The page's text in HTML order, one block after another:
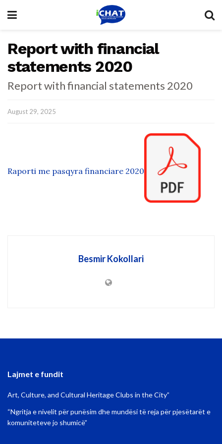
Report with financial
statements 2020
Report with financial statements 2020
August 29, 2025
Raporti me pasqyra financiare 2020
Besmir Kokollari
Lajmet e fundit
Art, Culture, and Cultural Heritage Clubs in the City”
“Ngritja e nivelit për punësim dhe mundësi të reja për pjesëtarët e
komuniteteve jo shumicë”